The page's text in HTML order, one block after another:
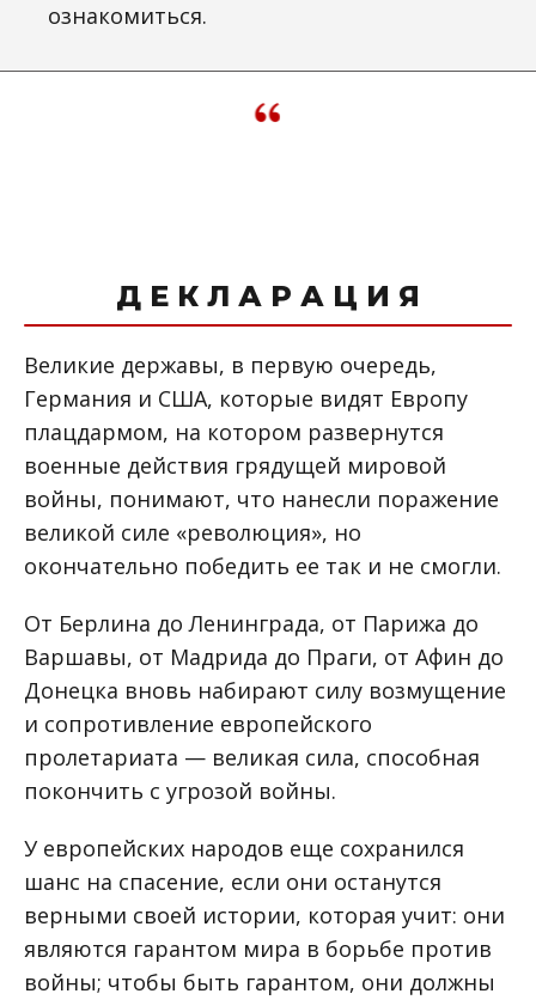
ознакомиться.
Д Е К Л А Р А Ц И Я
Великие державы, в первую очередь,
Германия и США, которые видят Европу
плацдармом, на котором развернутся
военные действия грядущей мировой
войны, понимают, что нанесли поражение
великой силе «революция», но
окончательно победить ее так и не смогли.
От Берлина до Ленинграда, от Парижа до
Варшавы, от Мадрида до Праги, от Афин до
Донецка вновь набирают силу возмущение
и сопротивление европейского
пролетариата — великая сила, способная
покончить с угрозой войны.
У европейских народов еще сохранился
шанс на спасение, если они останутся
верными своей истории, которая учит: они
являются гарантом мира в борьбе против
войны; чтобы быть гарантом, они должны